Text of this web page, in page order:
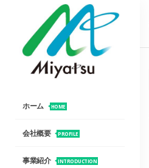
ホーム HOME
会社概要 PROFILE
事業紹介 INTRODUCTION